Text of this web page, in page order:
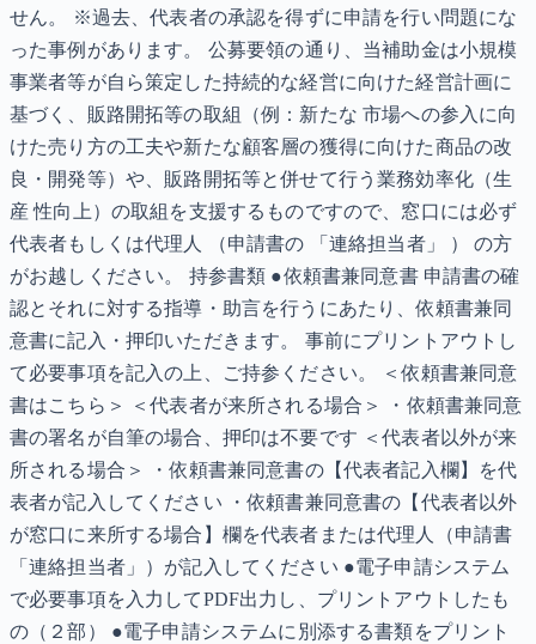
せん。 ※過去、代表者の承認を得ずに申請を行い問題にな
った事例があります。 公募要領の通り、当補助金は小規模
事業者等が自ら策定した持続的な経営に向けた経営計画に
基づく、販路開拓等の取組（例：新たな 市場への参入に向
けた売り方の工夫や新たな顧客層の獲得に向けた商品の改
良・開発等）や、販路開拓等と併せて行う業務効率化（生
産 性向上）の取組を支援するものですので、窓口には必ず
代表者もしくは代理人 （申請書の 「連絡担当者」 ） の方
がお越しください。 持参書類 ●依頼書兼同意書 申請書の確
認とそれに対する指導・助言を行うにあたり、依頼書兼同
意書に記入・押印いただきます。 事前にプリントアウトし
て必要事項を記入の上、ご持参ください。 ＜依頼書兼同意
書はこちら＞ ＜代表者が来所される場合＞ ・依頼書兼同意
書の署名が自筆の場合、押印は不要です ＜代表者以外が来
所される場合＞ ・依頼書兼同意書の【代表者記入欄】を代
表者が記入してください ・依頼書兼同意書の【代表者以外
が窓口に来所する場合】欄を代表者または代理人（申請書
「連絡担当者」）が記入してください ●電子申請システム
で必要事項を入力してPDF出力し、プリントアウトしたも
の（２部） ●電子申請システムに別添する書類をプリント